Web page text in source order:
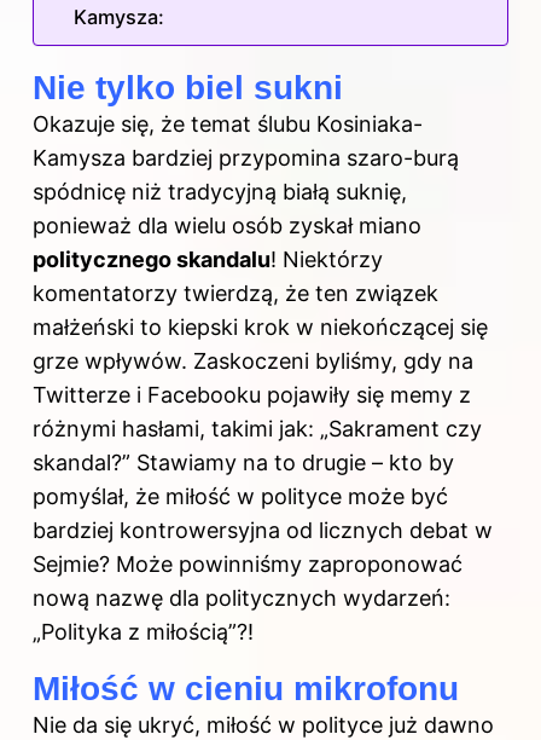
Kamysza:
Nie tylko biel sukni
Okazuje się, że temat ślubu Kosiniaka-
Kamysza bardziej przypomina szaro-burą
spódnicę niż tradycyjną białą suknię,
ponieważ dla wielu osób zyskał miano
politycznego skandalu! Niektórzy
komentatorzy twierdzą, że ten związek
małżeński to kiepski krok w niekończącej się
grze wpływów. Zaskoczeni byliśmy, gdy na
Twitterze i Facebooku pojawiły się memy z
różnymi hasłami, takimi jak: „Sakrament czy
skandal?” Stawiamy na to drugie – kto by
pomyślał, że miłość w polityce może być
bardziej kontrowersyjna od licznych debat w
Sejmie? Może powinniśmy zaproponować
nową nazwę dla politycznych wydarzeń:
„Polityka z miłością”?!
Miłość w cieniu mikrofonu
Nie da się ukryć, miłość w polityce już dawno